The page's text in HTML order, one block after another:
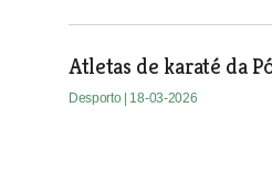
Atletas de karaté da
Desporto | 18-03-2026